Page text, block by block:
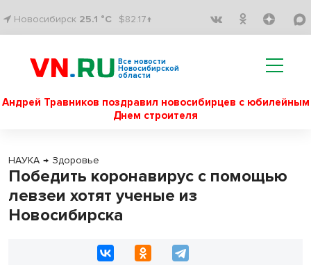
Новосибирск 25.1 °C $82.17↑
Все новости
Новосибирской
области
Андрей Травников поздравил новосибирцев с юбилейным
Днем строителя
НАУКА → Здоровье
Победить коронавирус с помощью
левзеи хотят ученые из
Новосибирска